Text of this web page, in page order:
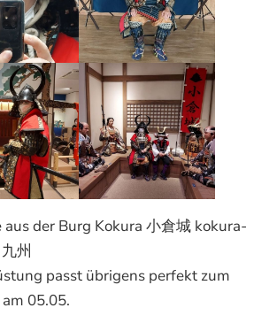
aus der Burg Kokura 小倉城 kokura-
州
passt übrigens perfekt zum
05.05.